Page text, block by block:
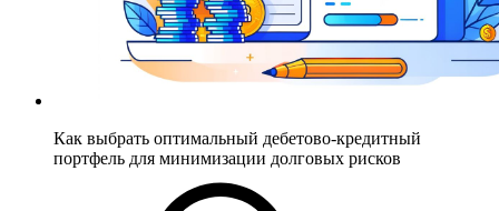
Как выбрать оптимальный дебетово-кредитный
портфель для минимизации долговых рисков